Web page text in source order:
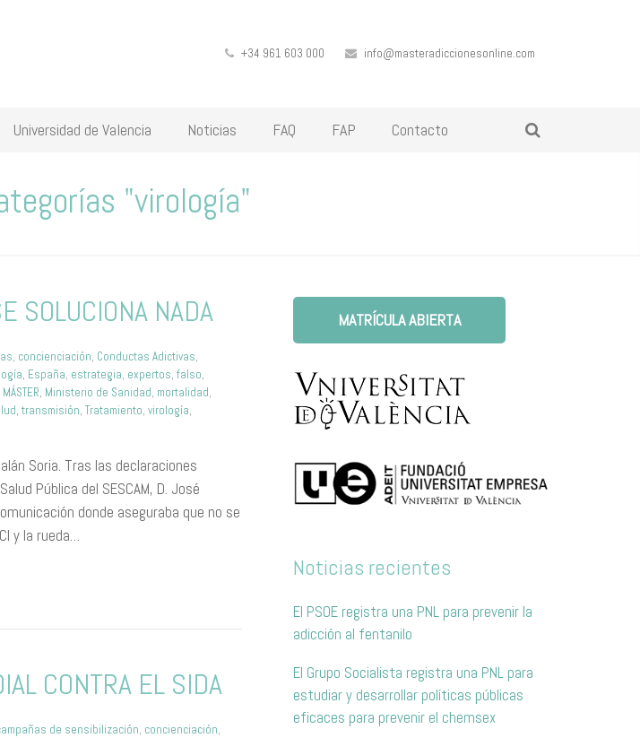
+34 961 603 000 info@masteradiccionesonline.com
Universidad de Valencia Noticias FAQ FAP Contacto
"virología"
SOLUCIONA NADA
, concienciación, Conductas Adictivas,
, España, estrategia, expertos,falso,
MÁSTER, Ministerio de Sanidad, mortalidad,
,transmisión,Tratamiento,virología,
Soria. Tras las declaraciones
Pública del SESCAM, D. José
donde aseguraba que no se
y la rueda…
CONTRA EL SIDA
de sensibilización, concienciación,
MATRÍCULA ABIERTA
Noticias recientes
El PSOE registra una PNL para prevenir la
adicción al fentanilo
El Grupo Socialista registra una PNL para
estudiar y desarrollar políticas públicas
eficaces para prevenir el chemsex